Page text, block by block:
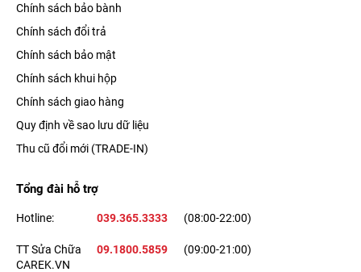
Chính sách bảo bành
Chính sách đổi trả
Chính sách bảo mật
Chính sách khui hộp
Chính sách giao hàng
Quy định về sao lưu dữ liệu
Thu cũ đổi mới (TRADE-IN)
Tổng đài hỗ trợ
Hotline: 039.365.3333 (08:00-22:00)
TT Sửa Chữa
CAREK.VN
09.1800.5859 (09:00-21:00)